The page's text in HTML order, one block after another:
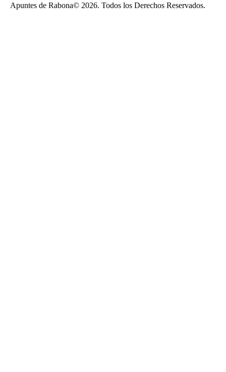
Apuntes de Rabona© 2026. Todos los Derechos Reservados.